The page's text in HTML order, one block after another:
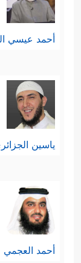
أحمد عيسي
ياسين
أحمد العجمي